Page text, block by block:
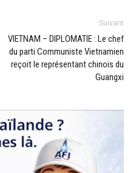
Suivant
VIETNAM – DIPLOMATIE : Le chef
du parti Communiste Vietnamien
reçoit le représentant chinois du
Guangxi